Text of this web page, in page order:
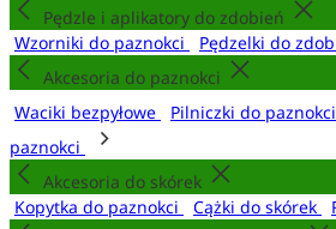
Pędzle i aplikatory do zdobień
Wzorniki do paznokci
Pędzelki do
Akcesoria do paznokci
Waciki bezpyłowe
Pilniczki do paznokci
paznokci
Akcesoria do skórek
Kopytka do paznokci
Cążki do skórek